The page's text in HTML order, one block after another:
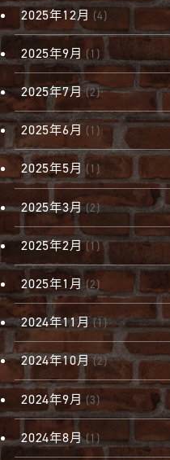
2025年12月 (4)
2025年9月 (1)
2025年7月(2)
2025年6月 (1)
2025年5月 (1)
2025年3月(2)
2025年2月(1)
2025年1月(2)
2024年11月(1)
2024年10月(2)
2024年9月 (3)
2024年8月(1)